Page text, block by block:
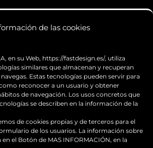
de las cookies
en su Web, https://fastdesign.es/, utiliza
similares que almacenan y recuperan
Estas tecnologías pueden servir para
reconocer a un usuario y obtener
de navegación. Los usos concretos que
se describen en la información de la
de cookies propias y de terceros para el
de los usuarios. La información sobre
el Botón de MAS INFORMACIÓN, en la
el diseño
qué hacer con tu
caída
qué sirve el carenado de